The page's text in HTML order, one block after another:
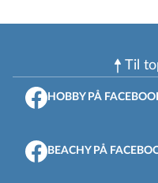
Til
HOBBY PÅ
BEACHY PÅ